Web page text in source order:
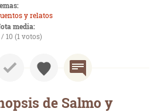
y relatos
media:
10 (1 votos)
de Salmo y